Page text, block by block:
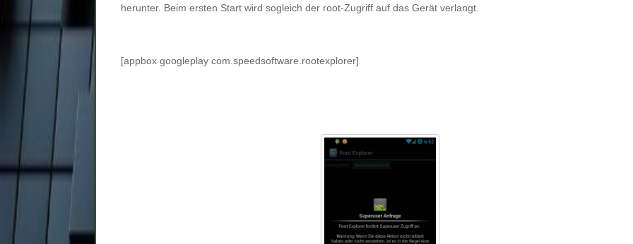
herunter. Beim ersten Start wird sogleich der root-Zugriff auf das Gerät verlangt.
[appbox googleplay com.speedsoftware.rootexplorer]